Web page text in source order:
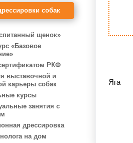
собак
щенок»
«Базовое
РКФ
выставочной и
карьеры собак
курсы
занятия с
дрессировка
на дом
Яга